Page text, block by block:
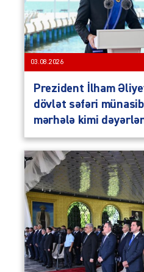
03.08.2026
Prezident İlham
dövlət səfəri
mərhələ kimi